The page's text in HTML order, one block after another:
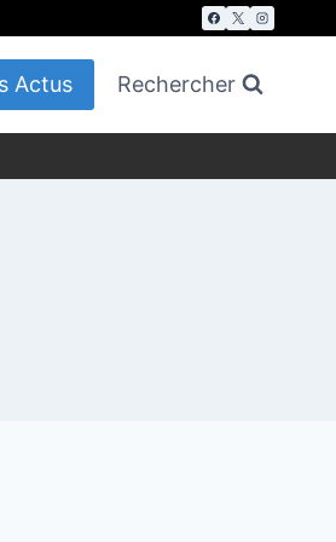
Actus Rechercher